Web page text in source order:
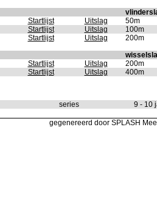
Startlijst Uitslag
50m
Startlijst Uitslag
100m
Startlijst Uitslag
200m
Startlijst Uitslag
200m
Startlijst Uitslag 400m
series 9 - 10
gegenereerd door SPLASH